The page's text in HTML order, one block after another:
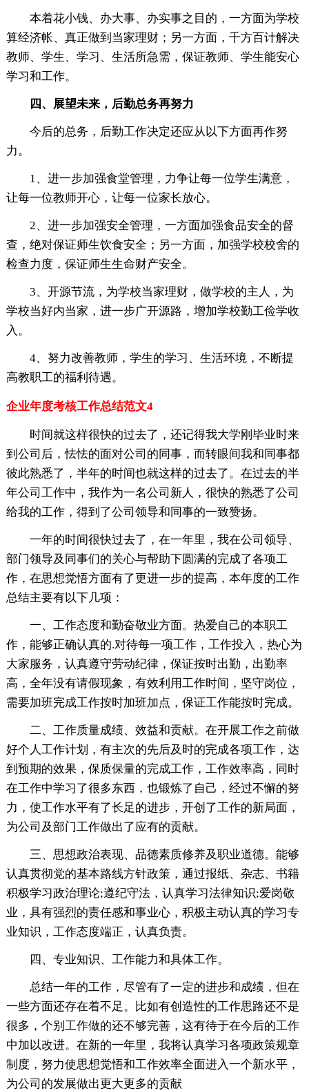
本着花小钱、办大事、办实事之目的，一方面为学校
算经济帐、真正做到当家理财；另一方面，千方百计解决
教师、学生、学习、生活所急需，保证教师、学生能安心
学习和工作。
四、展望未来，后勤总务再努力
今后的总务，后勤工作决定还应从以下方面再作努
力。
1、进一步加强食堂管理，力争让每一位学生满意，
让每一位教师开心，让每一位家长放心。
2、进一步加强安全管理，一方面加强食品安全的督
查，绝对保证师生饮食安全；另一方面，加强学校校舍的
检查力度，保证师生生命财产安全。
3、开源节流，为学校当家理财，做学校的主人，为
学校当好内当家，进一步广开源路，增加学校勤工俭学收
入。
4、努力改善教师，学生的学习、生活环境，不断提
高教职工的福利待遇。
企业年度考核工作总结范文4
时间就这样很快的过去了，还记得我大学刚毕业时来
到公司后，怯怯的面对公司的同事，而转眼间我和同事都
彼此熟悉了，半年的时间也就这样的过去了。在过去的半
年公司工作中，我作为一名公司新人，很快的熟悉了公司
给我的工作，得到了公司领导和同事的一致赞扬。
一年的时间很快过去了，在一年里，我在公司领导、
部门领导及同事们的关心与帮助下圆满的完成了各项工
作，在思想觉悟方面有了更进一步的提高，本年度的工作
总结主要有以下几项：
一、工作态度和勤奋敬业方面。热爱自己的本职工
作，能够正确认真的.对待每一项工作，工作投入，热心为
大家服务，认真遵守劳动纪律，保证按时出勤，出勤率
高，全年没有请假现象，有效利用工作时间，坚守岗位，
需要加班完成工作按时加班加点，保证工作能按时完成。
二、工作质量成绩、效益和贡献。在开展工作之前做
好个人工作计划，有主次的先后及时的完成各项工作，达
到预期的效果，保质保量的完成工作，工作效率高，同时
在工作中学习了很多东西，也锻炼了自己，经过不懈的努
力，使工作水平有了长足的进步，开创了工作的新局面，
为公司及部门工作做出了应有的贡献。
三、思想政治表现、品德素质修养及职业道德。能够
认真贯彻党的基本路线方针政策，通过报纸、杂志、书籍
积极学习政治理论;遵纪守法，认真学习法律知识;爱岗敬
业，具有强烈的责任感和事业心，积极主动认真的学习专
业知识，工作态度端正，认真负责。
四、专业知识、工作能力和具体工作。
总结一年的工作，尽管有了一定的进步和成绩，但在
一些方面还存在着不足。比如有创造性的工作思路还不是
很多，个别工作做的还不够完善，这有待于在今后的工作
中加以改进。在新的一年里，我将认真学习各项政策规章
制度，努力使思想觉悟和工作效率全面进入一个新水平，
为公司的发展做出更大更多的贡献